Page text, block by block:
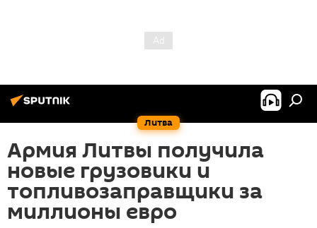
Литва
Армия Литвы получила
новые грузовики и
топливозаправщики за
миллионы евро